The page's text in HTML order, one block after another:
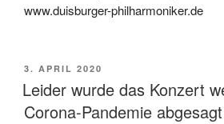
www.duisburger-philharmoniker.de
VERÖFFENTLICHT
AM
3. APRIL 2020
Leider wurde das Konzert
Corona-Pandemie abgesagt